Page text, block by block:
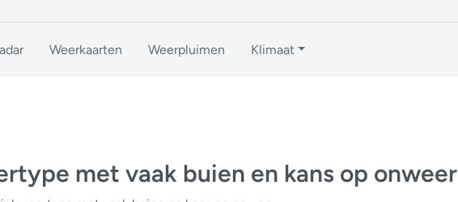
Weerkaarten Weerpluimen Klimaat
met vaak buien en kans op onweer